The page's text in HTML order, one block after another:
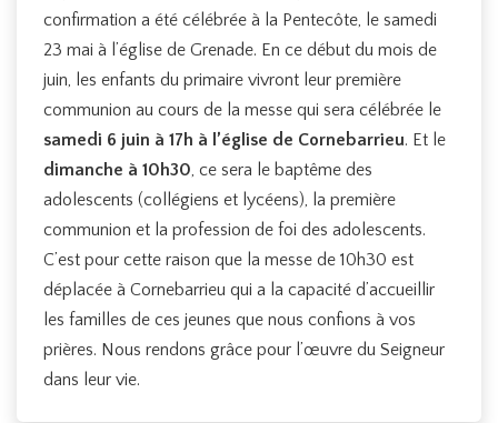
confirmation a été célébrée à la Pentecôte, le samedi
23 mai à l’église de Grenade. En ce début du mois de
juin, les enfants du primaire vivront leur première
communion au cours de la messe qui sera célébrée le
samedi 6 juin à 17h à l’église de Cornebarrieu. Et le
dimanche à 10h30, ce sera le baptême des
adolescents (collégiens et lycéens), la première
communion et la profession de foi des adolescents.
C’est pour cette raison que la messe de 10h30 est
déplacée à Cornebarrieu qui a la capacité d’accueillir
les familles de ces jeunes que nous confions à vos
prières. Nous rendons grâce pour l’œuvre du Seigneur
dans leur vie.